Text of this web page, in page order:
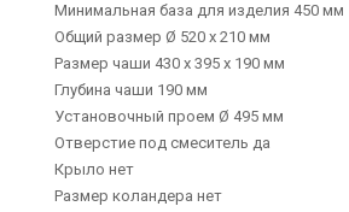
Минимальная база для изделия 450 мм
Общий размер Ø 520 х 210 мм
Размер чаши 430 х 395 х 190 мм
Глубина чаши 190 мм
Установочный проем Ø 495 мм
Отверстие под смеситель да
Крыло нет
Размер коландера нет